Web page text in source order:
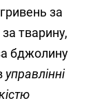
за
тварину,
бджолину
управлінні